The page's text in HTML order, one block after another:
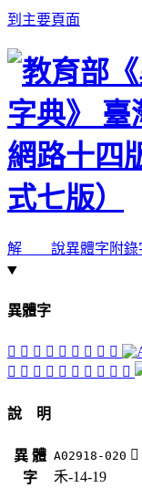
到主要頁面
解 說異體字 附錄
異體字
󴈓 󴈏 󴈌 𤇫 󴈅 󴇼 󴇻 󴇽 󴇹
󴈀 𪛁 󴈉 󴈎 󴈈 󴈆 󴇸 󴈂 󴈔 󴈋
說 明
異 體
字
A02918-020 󴈁
禾-14-19